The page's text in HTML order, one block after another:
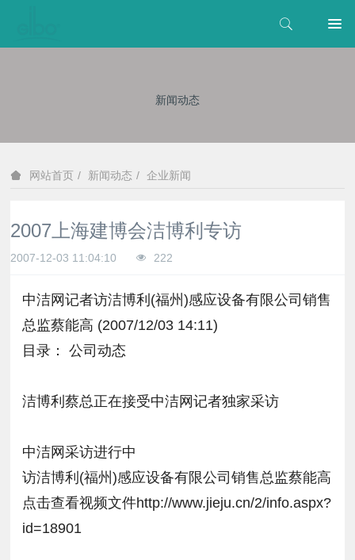
新闻动态
网站首页 新闻动态 企业新闻
2007上海建博会洁博利专访
2007-12-03 11:04:10 222
中洁网记者访洁博利(福州)感应设备有限公司销售
总监蔡能高 (2007/12/03 14:11)
目录： 公司动态
洁博利蔡总正在接受中洁网记者独家采访
中洁网采访进行中
访洁博利(福州)感应设备有限公司销售总监蔡能高
点击查看视频文件http://www.jieju.cn/2/info.aspx?
id=18901